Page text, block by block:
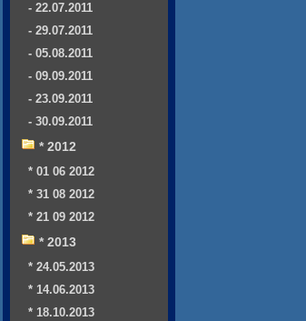
- 22.07.2011
- 29.07.2011
- 05.08.2011
- 09.09.2011
- 23.09.2011
- 30.09.2011
* 2012
* 01 06 2012
* 31 08 2012
* 21 09 2012
* 2013
* 24.05.2013
* 14.06.2013
* 18.10.2013